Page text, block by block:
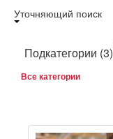
Уточняющий поиск
Подкатегории (3)
Все категории